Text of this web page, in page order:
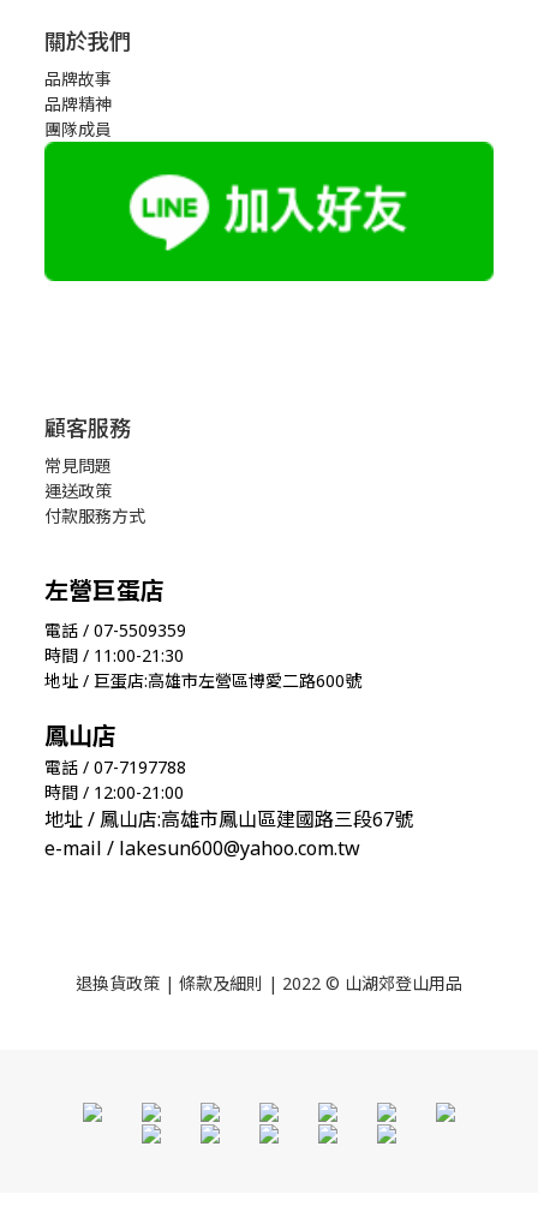
關於我們
品牌故事
品牌精神
團隊成員
顧客服務
常見問題
運送政策
付款服務方式
左營巨蛋店
電話 / 07-5509359
時間 / 11:00-21:30
地址 / 巨蛋店:高雄市左營區博愛二路600號
鳳山店
電話 / 07-7197788
時間 / 12:00-21:00
地址 / 鳳山店:高雄市鳳山區建國路三段67號
e-mail / lakesun600@yahoo.com.tw
退換貨政策 | 條款及細則 | 2022 © 山湖郊登山用品